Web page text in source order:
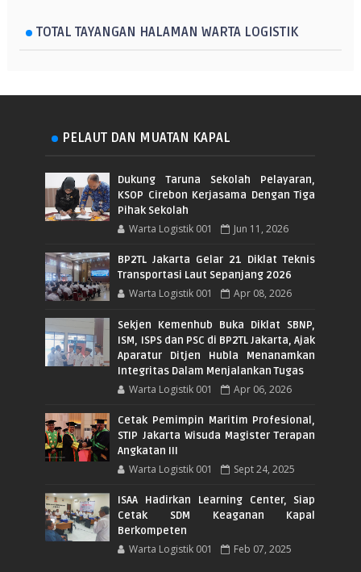
TOTAL TAYANGAN HALAMAN WARTA LOGISTIK
PELAUT DAN MUATAN KAPAL
Dukung Taruna Sekolah Pelayaran,
KSOP Cirebon Kerjasama Dengan Tiga
Pihak Sekolah
Warta Logistik 001 Jun 11, 2026
BP2TL Jakarta Gelar 21 Diklat Teknis
Transportasi Laut Sepanjang 2026
Warta Logistik 001 Apr 08, 2026
Sekjen Kemenhub Buka Diklat SBNP,
ISM, ISPS dan PSC di BP2TL Jakarta, Ajak
Aparatur Ditjen Hubla Menanamkan
Integritas Dalam Menjalankan Tugas
Warta Logistik 001 Apr 06, 2026
Cetak Pemimpin Maritim Profesional,
STIP Jakarta Wisuda Magister Terapan
Angkatan III
Warta Logistik 001 Sept 24, 2025
ISAA Hadirkan Learning Center, Siap
Cetak SDM Keaganan Kapal
Berkompeten
Warta Logistik 001 Feb 07, 2025